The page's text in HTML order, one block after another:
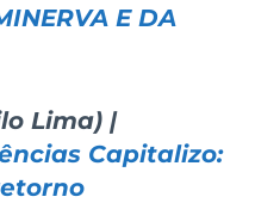
E DA
Lima) |
Capitalizo: